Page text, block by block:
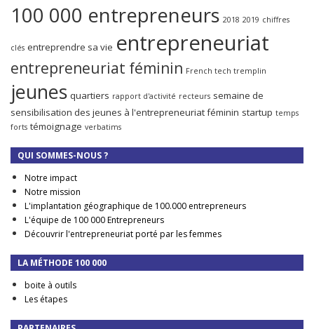
100 000 entrepreneurs 2018 2019 chiffres
clés entreprendre sa vie entrepreneuriat
entrepreneuriat féminin French tech tremplin
jeunes quartiers rapport d'activité recteurs semaine de
sensibilisation des jeunes à l'entrepreneuriat féminin startup temps
forts témoignage verbatims
QUI SOMMES-NOUS ?
Notre impact
Notre mission
L'implantation géographique de 100.000 entrepreneurs
L'équipe de 100 000 Entrepreneurs
Découvrir l'entrepreneuriat porté par les femmes
LA MÉTHODE 100 000
boite à outils
Les étapes